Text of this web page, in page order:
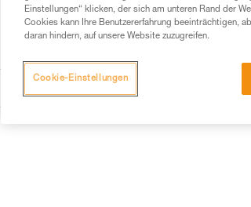
Einstellungen“ klicken, der sich am unteren Rand der
Cookies kann Ihre Benutzererfahrung beeinträchtigen,
daran hindern, auf unsere Website zuzugreifen.
Cookie-Einstellungen